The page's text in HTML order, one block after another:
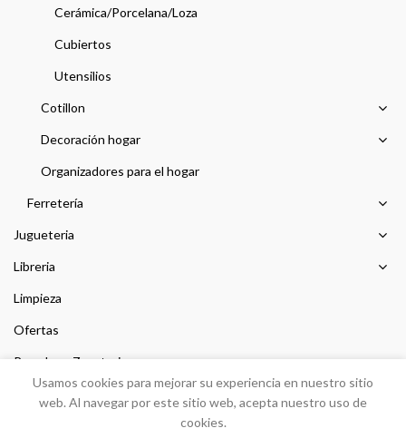
Cerámica/Porcelana/Loza
Cubiertos
Utensilios
Cotillon
Decoración hogar
Organizadores para el hogar
Ferretería
Jugueteria
Libreria
Limpieza
Ofertas
Prendas y Zapateria
Usamos cookies para mejorar su experiencia en nuestro sitio
web. Al navegar por este sitio web, acepta nuestro uso de
cookies.